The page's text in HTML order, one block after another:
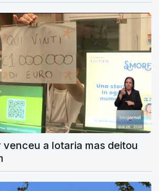
venceu a lotaria mas deitou